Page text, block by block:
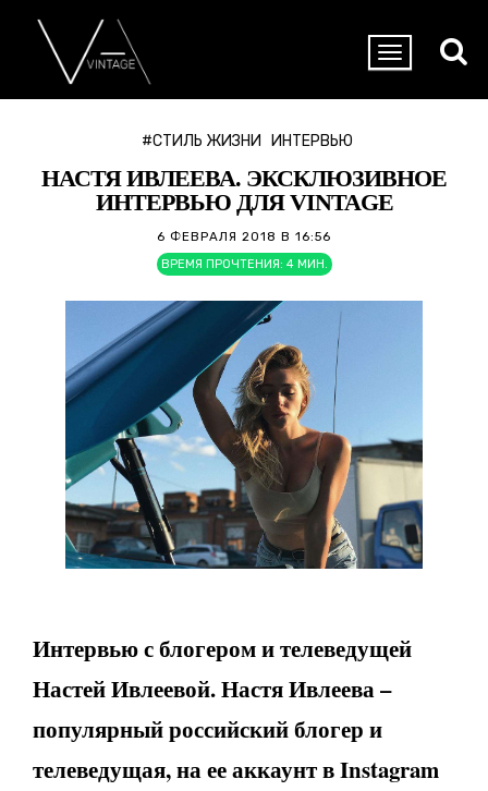
#СТИЛЬ ЖИЗНИ ИНТЕРВЬЮ
НАСТЯ ИВЛЕЕВА. ЭКСКЛЮЗИВНОЕ
ИНТЕРВЬЮ ДЛЯ VINTAGE
6 ФЕВРАЛЯ 2018 В 16:56
ВРЕМЯ ПРОЧТЕНИЯ: 4 МИН.
Интервью с блогером и телеведущей
Настей Ивлеевой. Настя Ивлеева –
популярный российский блогер и
телеведущая, на ее аккаунт в Instagram